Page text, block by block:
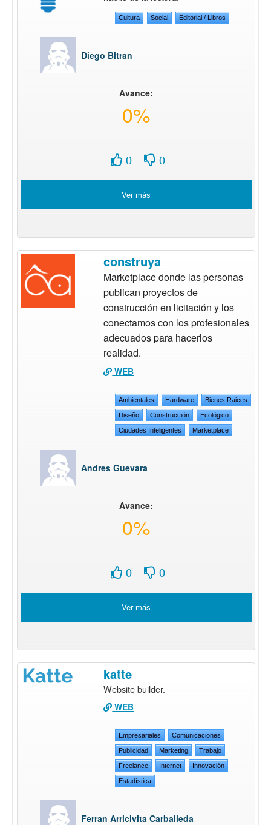
Cultura Social Editorial / Libros
Diego Bltran
Avance:
0%
0 0
Ver más
construya
Marketplace donde las personas
publican proyectos de
construcción en licitación y los
conectamos con los profesionales
adecuados para hacerlos
realidad.
WEB
Ambientales Hardware Bienes Raices
Diseño Construcción Ecológico
Ciudades Inteligentes Marketplace
Andres Guevara
Avance:
0%
0 0
Ver más
katte
Website builder.
WEB
Empresariales Comunicaciones
Publicidad Marketing Trabajo
Freelance Internet Innovación
Estadística
Ferran Arricivita Carballeda